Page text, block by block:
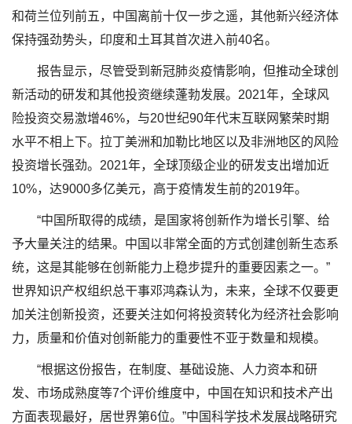
和荷兰位列前五，中国离前十仅一步之遥，其他新兴经济体
保持强劲势头，印度和土耳其首次进入前40名。
报告显示，尽管受到新冠肺炎疫情影响，但推动全球创
新活动的研发和其他投资继续蓬勃发展。2021年，全球风
险投资交易激增46%，与20世纪90年代末互联网繁荣时期
水平不相上下。拉丁美洲和加勒比地区以及非洲地区的风险
投资增长强劲。2021年，全球顶级企业的研发支出增加近
10%，达9000多亿美元，高于疫情发生前的2019年。
“中国所取得的成绩，是国家将创新作为增长引擎、给
予大量关注的结果。中国以非常全面的方式创建创新生态系
统，这是其能够在创新能力上稳步提升的重要因素之一。”
世界知识产权组织总干事邓鸿森认为，未来，全球不仅要更
加关注创新投资，还要关注如何将投资转化为经济社会影响
力，质量和价值对创新能力的重要性不亚于数量和规模。
“根据这份报告，在制度、基础设施、人力资本和研
发、市场成熟度等7个评价维度中，中国在知识和技术产出
方面表现最好，居世界第6位。”中国科学技术发展战略研究